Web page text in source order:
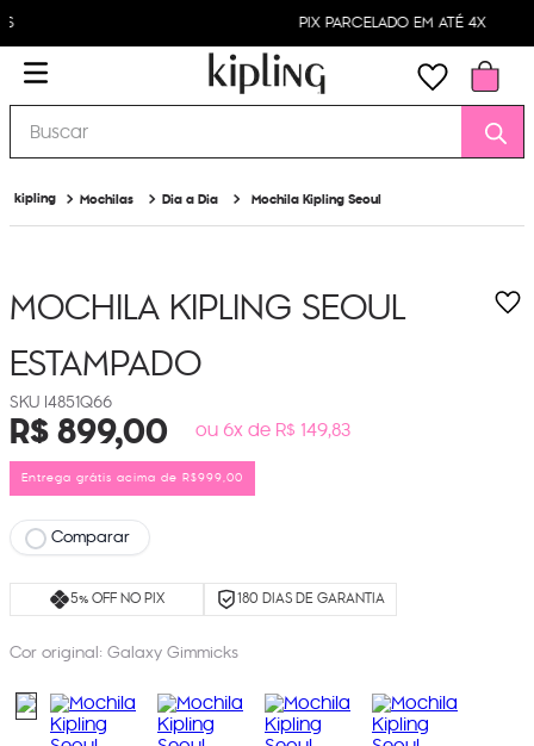
PIX PARCELADO EM ATÉ 4X
Buscar
Mochilas Dia a Dia Mochila Kipling Seoul
MOCHILA KIPLING SEOUL
ESTAMPADO
I4851Q66
R$899,00 ou 6x de R$ 149,83
Entrega grátis acima de R$999,00
Comparar
5% OFF NO PIX 180 DIAS DE GARANTIA
Cor original: Galaxy Gimmicks